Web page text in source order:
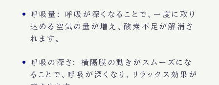
呼吸量 : 呼吸が深くなることで、 一度に取り
込める空気の量 が増え、 酸素不足 が解消さ
れます。
呼吸の深さ : 横隔膜の動きがスムーズにな
ることで、
呼吸が深く なり、 リラックス効果 が